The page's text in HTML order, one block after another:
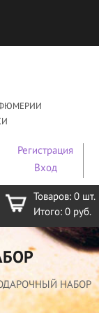
Регистрация
Вход
Товаров: 0 шт.
Итого: 0 руб.
НАБОР